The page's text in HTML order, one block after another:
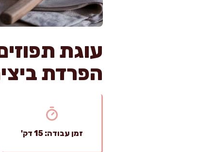
הפרדת
זמן עבודה: 15 דק'